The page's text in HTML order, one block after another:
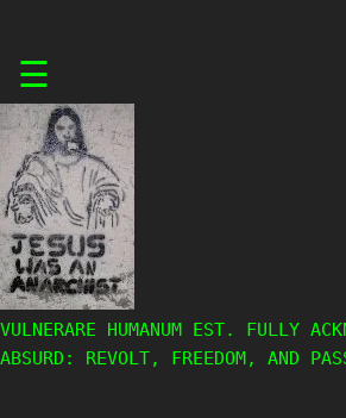
content
☰
VULNERARE HUMANUM EST. FULLY
ABSURD: REVOLT, FREEDOM, AND